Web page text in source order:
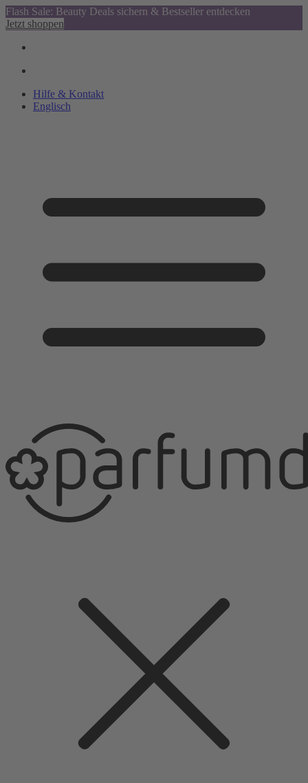
Flash Sale: Beauty Deals sichern & Bestseller entdecken
Jetzt shoppen
Hilfe & Kontakt
Englisch